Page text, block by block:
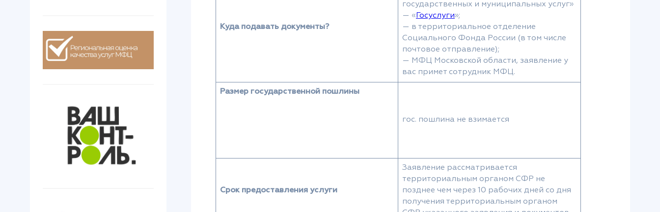
Куда подавать документы?
государственных и муниципальных услуг»
— « Госуслуги»;
— в территориальное отделение
Социального Фонда России (в том числе
почтовое отправление);
— МФЦ Московской области, заявление у
вас примет сотрудник МФЦ.
Размер государственной пошлины
гос. пошлина не взимается
Срок предоставления услуги
Заявление рассматривается
территориальным органом СФР не
позднее чем через 10 рабочих дней со дня
получения территориальным органом